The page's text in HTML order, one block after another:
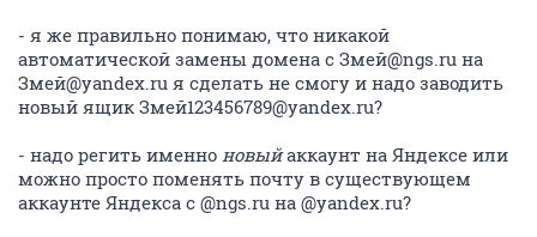
- я же правильно понимаю, что никакой
автоматической замены домена с Змей@ngs.ru на
Змей@yandex.ru я сделать не смогу и надо заводить
новый ящик Змей123456789@yandex.ru?
- надо регить именно новыйаккаунт на Яндексе или
можно просто поменять почту в существующем
аккаунте Яндекса c @ngs.ru на @yandex.ru?